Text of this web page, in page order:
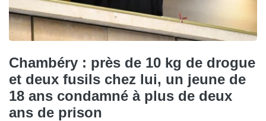
Chambéry : près de 10 kg de drogue
et deux fusils chez lui, un jeune de
18 ans condamné à plus de deux
ans de prison